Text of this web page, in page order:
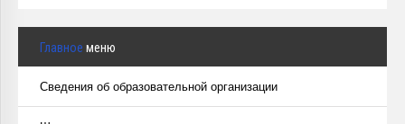
Главное меню
Сведения об образовательной организации